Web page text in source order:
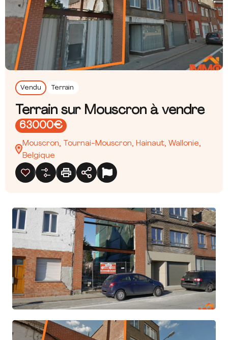
Vendu Terrain
Terrain sur Mouscron à vendre
63000€
Mouscron, Tournai-Mouscron, Hainaut, Wallonie,
Belgique